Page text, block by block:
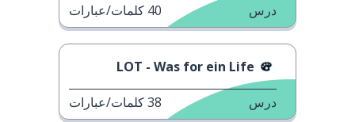
درس 40 كلمات/عبارات
LOT - Was for ein Life
درس 38كلمات/عبارات